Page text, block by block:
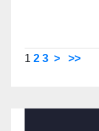
1 2 3 > >>